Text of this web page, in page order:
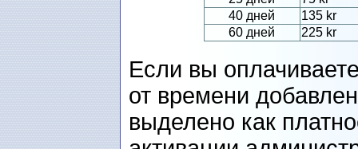
40 дней
135 kr
60 дней
225 kr
Если вы
от времени
выделено как